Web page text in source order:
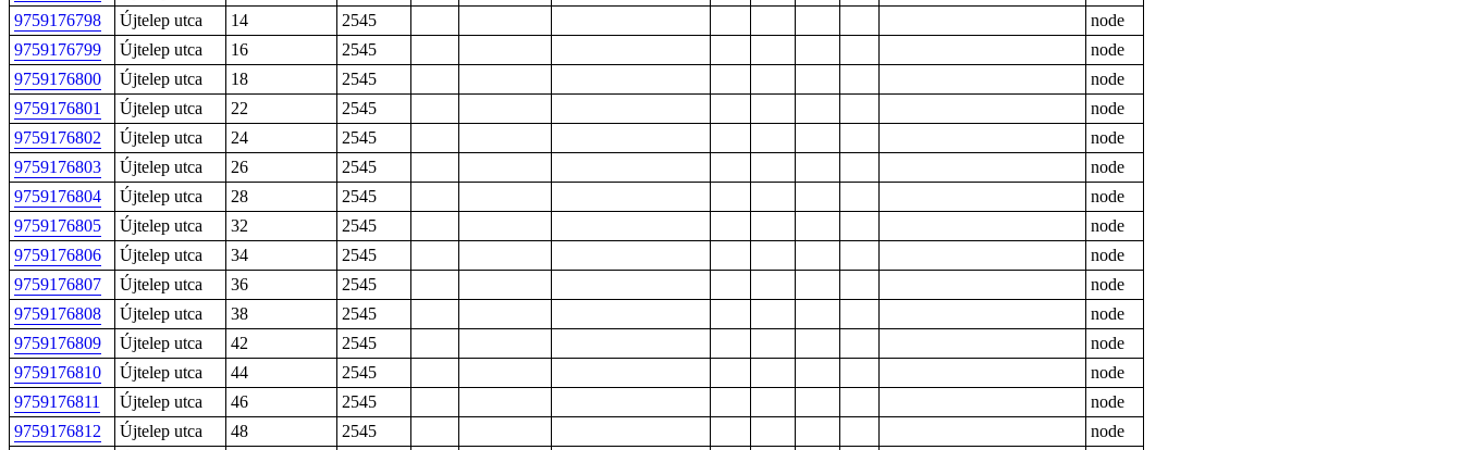
9759176798
Újtelep utca 14 2545
node
9759176799
Újtelep utca 16 2545
node
9759176800
Újtelep utca 18 2545
node
9759176801
Újtelep utca 22 2545
node
9759176802
Újtelep utca 24 2545
node
9759176803
Újtelep utca 26 2545
node
9759176804
Újtelep utca 28 2545
node
9759176805
Újtelep utca 32 2545
node
9759176806
Újtelep utca 34 2545
node
9759176807
Újtelep utca 36 2545
node
9759176808
Újtelep utca 38 2545
node
9759176809
Újtelep utca 42 2545
node
9759176810
Újtelep utca 44 2545
node
9759176811
Újtelep utca 46 2545
node
9759176812
Újtelep utca 48 2545
node